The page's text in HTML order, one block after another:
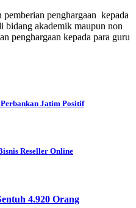
penghargaan kepada
bidang akademik maupun non
penghargaan kepada para guru
Jatim Positif
Reseller Online
4.920 Orang